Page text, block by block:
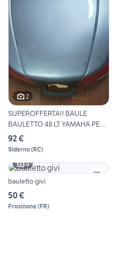
2
SUPEROFFERTA!! BAULE
BAULETTO 48 LT YAMAHA PER
YP
92 €
Siderno(RC)
4
bauletto givi
50 €
Frosinone(FR)